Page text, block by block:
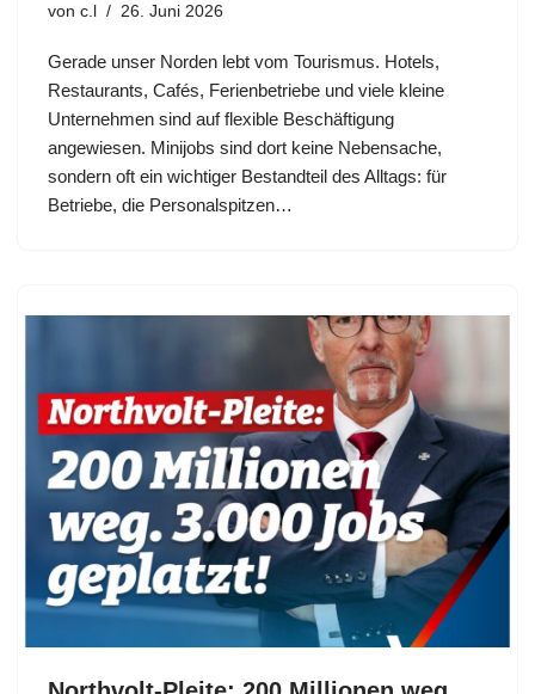
von c.l 26. Juni 2026
Gerade unser Norden lebt vom Tourismus. Hotels,
Restaurants, Cafés, Ferienbetriebe und viele kleine
Unternehmen sind auf flexible Beschäftigung
angewiesen. Minijobs sind dort keine Nebensache,
sondern oft ein wichtiger Bestandteil des Alltags: für
Betriebe, die Personalspitzen…